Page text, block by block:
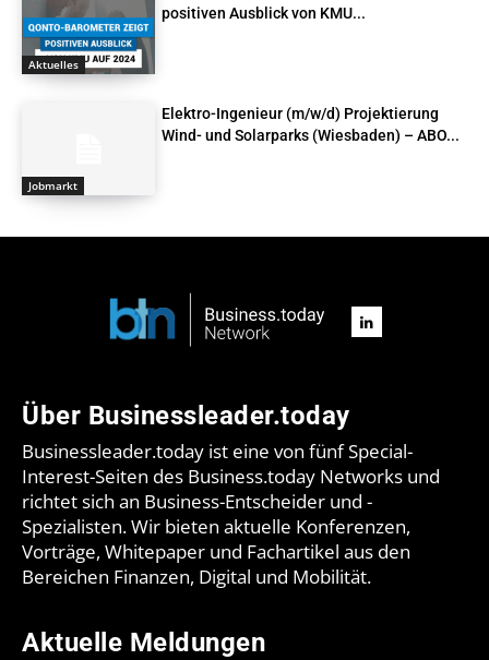
Aktuelles
positiven Ausblick von KMU...
Jobmarkt
Elektro-Ingenieur (m/w/d) Projektierung
Wind- und Solarparks (Wiesbaden) – ABO...
Über Businessleader.today
Businessleader.today ist eine von fünf Special-
Interest-Seiten des Business.today Networks und
richtet sich an Business-Entscheider und -
Spezialisten. Wir bieten aktuelle Konferenzen,
Vorträge, Whitepaper und Fachartikel aus den
Bereichen Finanzen, Digital und Mobilität.
Aktuelle Meldungen